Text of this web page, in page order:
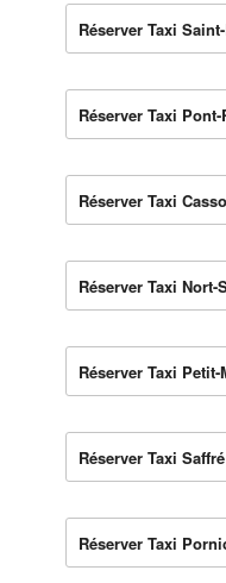
Réserver Taxi
Réserver Taxi
Réserver Taxi
Réserver Taxi Nort-
Réserver Taxi Petit-
Réserver Taxi Saffré
Réserver Taxi